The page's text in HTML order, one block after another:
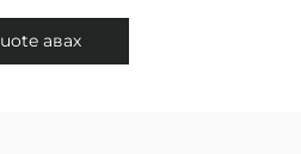
авах